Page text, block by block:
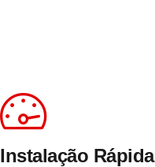
Instalação Rápida